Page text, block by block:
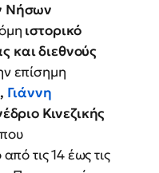
Νήσων
ιστορικό
και διεθνούς
επίσημη
Γιάννη
Κινεζικής
που
τις 14 έως τις